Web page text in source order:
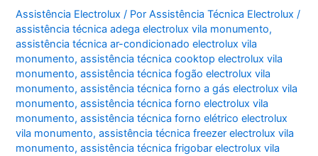
Assistência Electrolux / PorAssistência Técnica Electrolux/
assistência técnica adega electrolux vila monumento,
assistência técnica ar-condicionado electrolux vila
monumento,assistência técnica cooktop electrolux vila
monumento,assistência técnica fogão electrolux vila
monumento,assistência técnica forno a gás electrolux vila
monumento,assistência técnica forno electrolux vila
monumento,assistência técnica forno elétrico electrolux
vila monumento,assistência técnica freezer electrolux vila
monumento,assistência técnica frigobar electrolux vila